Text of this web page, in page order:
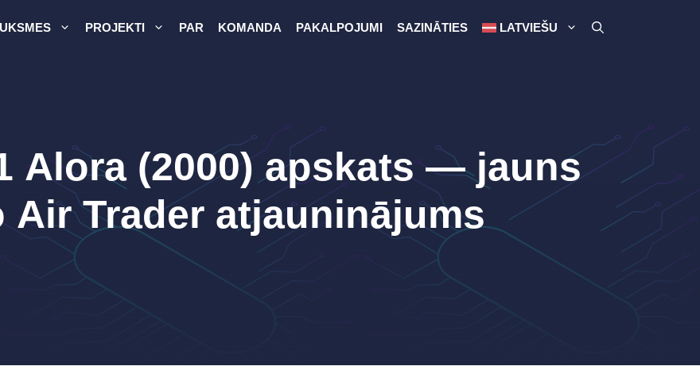
PROJEKTI PAR KOMANDA PAKALPOJUMI SAZINĀTIES LATVIEŠU
Alora (2000) apskats — jauns
Air Trader atjauninājums